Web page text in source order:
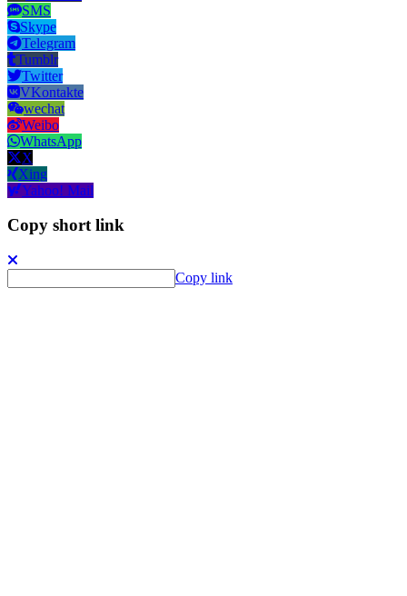
SMS
Skype
Telegram
Tumblr
Twitter
VKontakte
wechat
Weibo
WhatsApp
X
Xing
Yahoo! Mail
Copy short link
Copy link